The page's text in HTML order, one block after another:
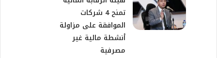
تمنح 4 شركات
الموافقة على مزاولة
أنشطة مالية غير
مصرفية